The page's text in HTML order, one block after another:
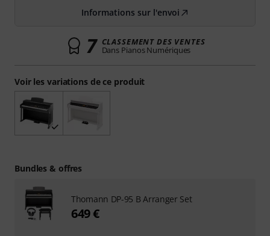
Voir les variations de ce produit
Informations sur l'envoi
7 CLASSEMENT DES VENTES
Dans Pianos Numériques
Bundles & offres
Thomann DP-95 B Arranger Set
649 €